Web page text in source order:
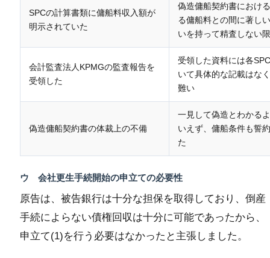
SPCの計算書類に傭船料収入額が
明示されていた
偽造傭船契約書におけ
る傭船料との間に著し
いを持って精査しない
会計監査法人KPMGの監査報告を
受領した
受領した資料には各
いて具体的な記載はな
難い
偽造傭船契約書の体裁上の不備
一見して偽造とわかる
いえず、傭船条件も誓
た
ウ 会社更生手続開始の申立ての必要性
原告は、被告銀行は十分な担保を取得しており、倒産
手続によらない債権回収は十分に可能であったから、
申立て(1)を行う必要はなかったと主張しました。